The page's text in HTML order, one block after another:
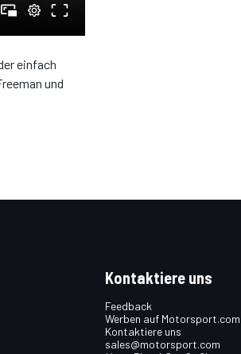
einfach
und
Kontaktiere uns
Feedback
Werben auf Motorsport.com
Kontaktiere uns
sales@motorsport.com